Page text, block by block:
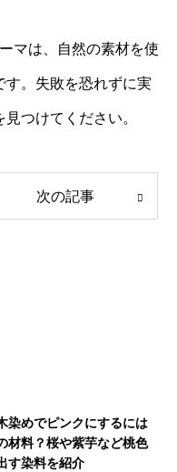
マは、自然の素材を使
す。失敗を恐れずに実
つけてください。
次の記事
染めでピンクにするには
材料？桜や紫芋など桃色
す染料を紹介